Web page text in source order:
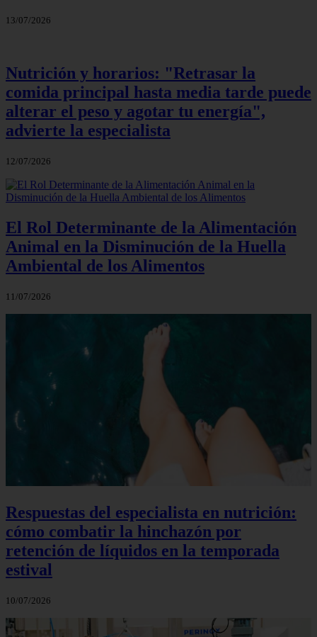
13/07/2026
Nutrición y horarios: "Retrasar la
comida principal hasta media tarde puede
alterar el peso y agotar tu energía",
advierte la especialista
12/07/2026
El Rol Determinante de la Alimentación
Animal en la Disminución de la Huella
Ambiental de los Alimentos
11/07/2026
Respuestas del especialista en nutrición:
cómo combatir la hinchazón por
retención de líquidos en la temporada
estival
10/07/2026